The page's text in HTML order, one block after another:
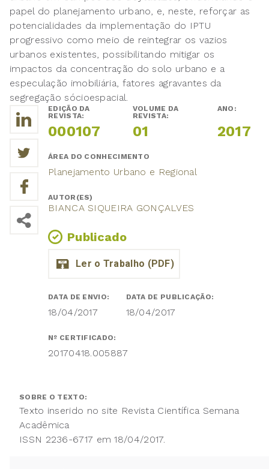
papel do planejamento urbano, e, neste, reforçar as
potencialidades da implementação do IPTU
progressivo como meio de reintegrar os vazios
urbanos existentes, possibilitando mitigar os
impactos da concentração do solo urbano e a
especulação imobiliária, fatores agravantes da
segregação sócioespacial.
EDIÇÃO DA
REVISTA:
000107
VOLUME DA
REVISTA:
01
ANO:
2017
ÁREA DO CONHECIMENTO
Planejamento Urbano e Regional
AUTOR(ES)
BIANCA SIQUEIRA GONÇALVES
Publicado
DATA DE ENVIO:
18/04/2017
DATA DE PUBLICAÇÃO:
18/04/2017
Nº CERTIFICADO:
20170418.005887
SOBRE O TEXTO:
Texto inserido no site Revista Científica Semana
Acadêmica
ISSN 2236-6717 em 18/04/2017.